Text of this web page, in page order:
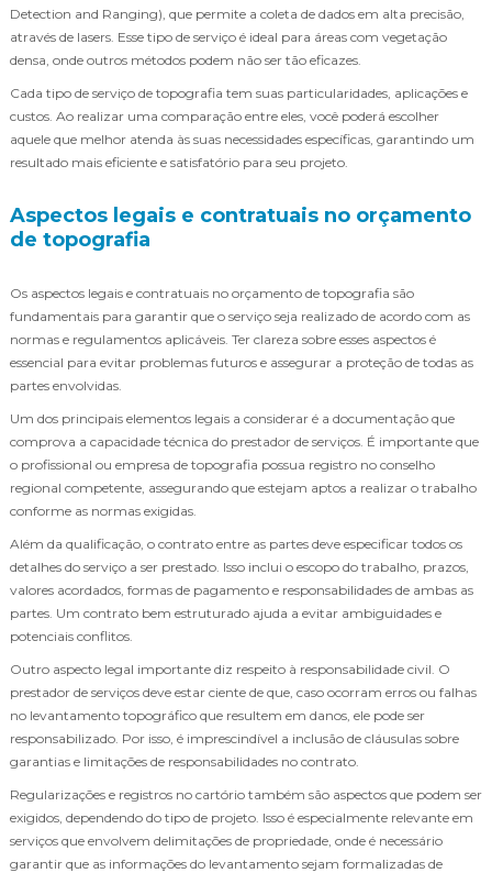
Detection and Ranging), que permite a coleta de dados em alta precisão,
através de lasers. Esse tipo de serviço é ideal para áreas com vegetação
densa, onde outros métodos podem não ser tão eficazes.
Cada tipo de serviço de topografia tem suas particularidades, aplicações e
custos. Ao realizar uma comparação entre eles, você poderá escolher
aquele que melhor atenda às suas necessidades específicas, garantindo um
resultado mais eficiente e satisfatório para seu projeto.
Aspectos legais e contratuais no orçamento
de topografia
Os aspectos legais e contratuais no orçamento de topografia são
fundamentais para garantir que o serviço seja realizado de acordo com as
normas e regulamentos aplicáveis. Ter clareza sobre esses aspectos é
essencial para evitar problemas futuros e assegurar a proteção de todas as
partes envolvidas.
Um dos principais elementos legais a considerar é a documentação que
comprova a capacidade técnica do prestador de serviços. É importante que
o profissional ou empresa de topografia possua registro no conselho
regional competente, assegurando que estejam aptos a realizar o trabalho
conforme as normas exigidas.
Além da qualificação, o contrato entre as partes deve especificar todos os
detalhes do serviço a ser prestado. Isso inclui o escopo do trabalho, prazos,
valores acordados, formas de pagamento e responsabilidades de ambas as
partes. Um contrato bem estruturado ajuda a evitar ambiguidades e
potenciais conflitos.
Outro aspecto legal importante diz respeito à responsabilidade civil. O
prestador de serviços deve estar ciente de que, caso ocorram erros ou falhas
no levantamento topográfico que resultem em danos, ele pode ser
responsabilizado. Por isso, é imprescindível a inclusão de cláusulas sobre
garantias e limitações de responsabilidades no contrato.
Regularizações e registros no cartório também são aspectos que podem ser
exigidos, dependendo do tipo de projeto. Isso é especialmente relevante em
serviços que envolvem delimitações de propriedade, onde é necessário
garantir que as informações do levantamento sejam formalizadas de